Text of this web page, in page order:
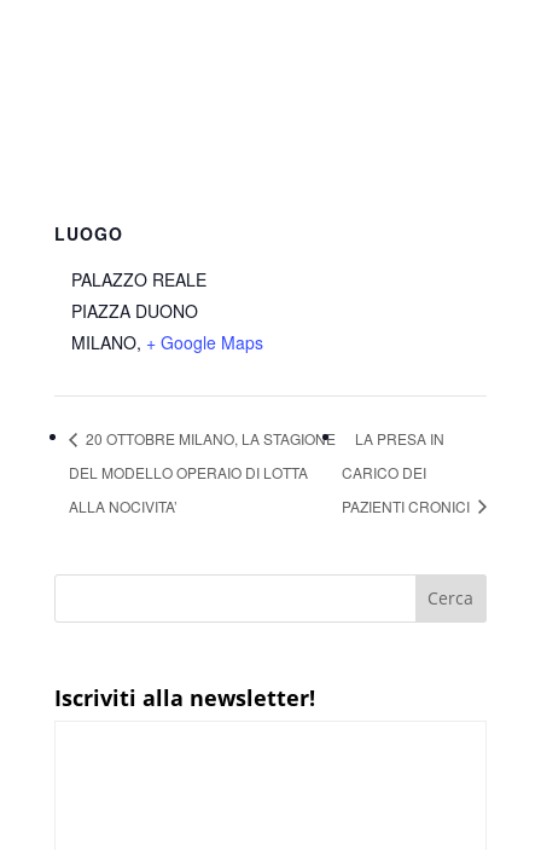
LUOGO
PALAZZO REALE
PIAZZA DUONO
MILANO, + Google Maps
20 OTTOBRE MILANO, LA STAGIONE
DEL MODELLO OPERAIO DI LOTTA
ALLA NOCIVITA’
LA PRESA IN
CARICO DEI
PAZIENTI CRONICI
Iscriviti alla newsletter!